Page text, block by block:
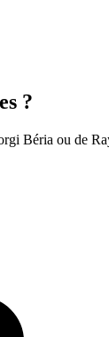
?
Béria ou de